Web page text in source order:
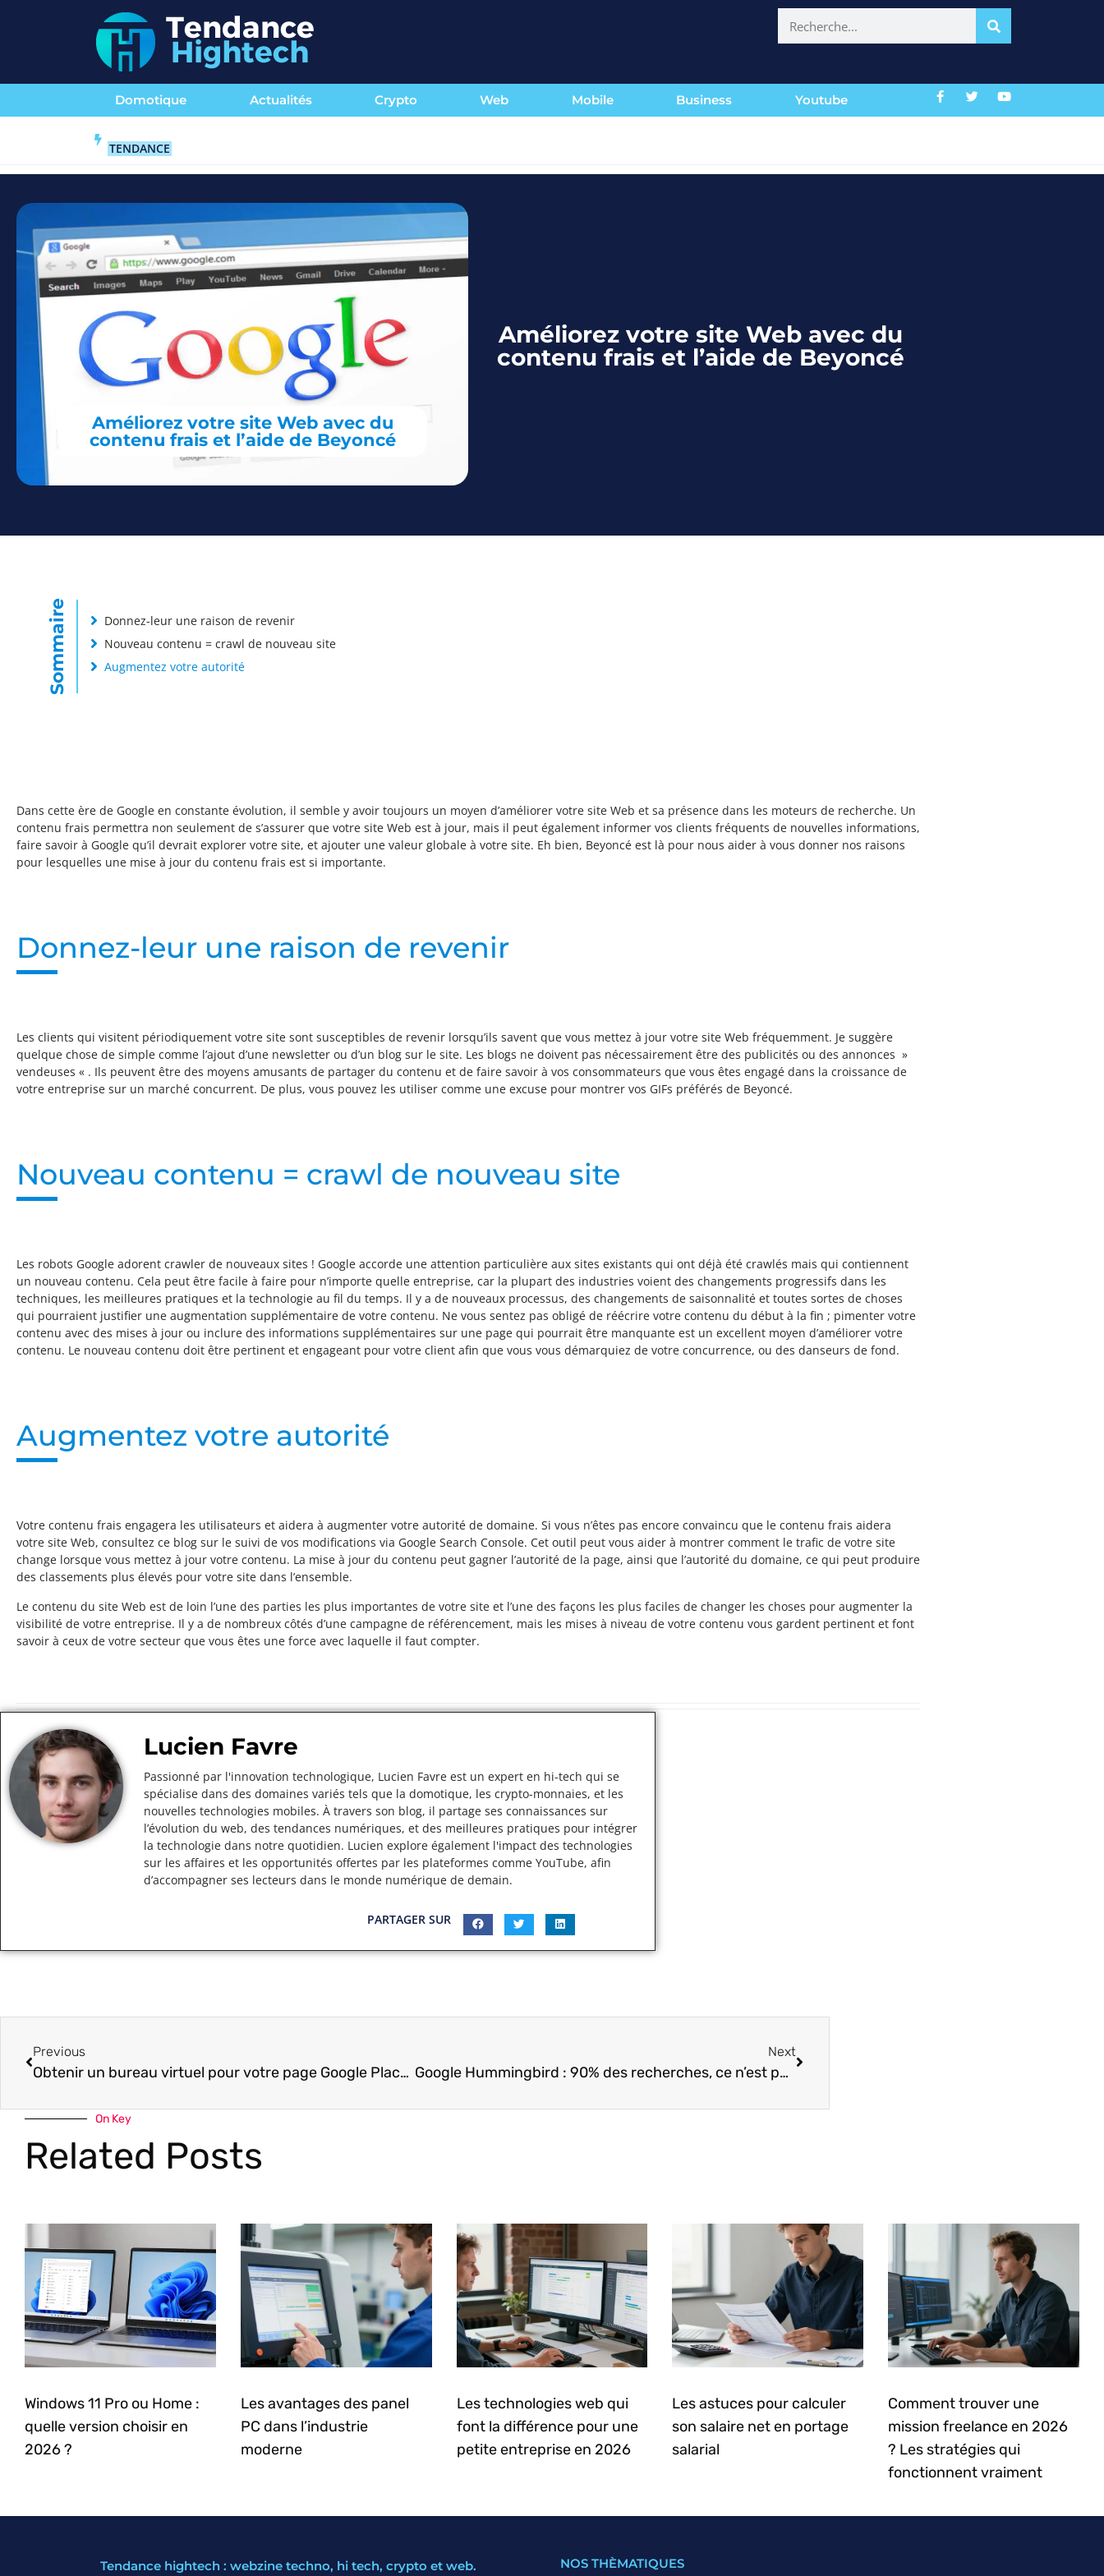
Domotique Actualités Crypto Web Mobile Business Youtube
TENDANCE
Améliorez votre site Web avec du
contenu frais et l’aide de Beyoncé
Améliorez votre site Web avec du
contenu frais et l’aide de Beyoncé
Sommaire
Donnez-leur une raison de revenir
Nouveau contenu = crawl de nouveau site
Augmentez votre autorité
Dans cette ère de Google en constante évolution, il semble y avoir toujours un moyen d’améliorer votre site Web et sa présence dans les moteurs de recherche. Un
contenu frais permettra non seulement de s’assurer que votre site Web est à jour, mais il peut également informer vos clients fréquents de nouvelles informations,
faire savoir à Google qu’il devrait explorer votre site, et ajouter une valeur globale à votre site. Eh bien, Beyoncé est là pour nous aider à vous donner nos raisons
pour lesquelles une mise à jour du contenu frais est si importante.
Donnez-leur une raison de revenir
Les clients qui visitent périodiquement votre site sont susceptibles de revenir lorsqu’ils savent que vous mettez à jour votre site Web fréquemment. Je suggère
quelque chose de simple comme l’ajout d’une newsletter ou d’un blog sur le site. Les blogs ne doivent pas nécessairement être des publicités ou des annonces »
vendeuses « . Ils peuvent être des moyens amusants de partager du contenu et de faire savoir à vos consommateurs que vous êtes engagé dans la croissance de
votre entreprise sur un marché concurrent. De plus, vous pouvez les utiliser comme une excuse pour montrer vos GIFs préférés de Beyoncé.
Nouveau contenu = crawl de nouveau site
Les robots Google adorent crawler de nouveaux sites ! Google accorde une attention particulière aux sites existants qui ont déjà été crawlés mais qui contiennent
un nouveau contenu. Cela peut être facile à faire pour n’importe quelle entreprise, car la plupart des industries voient des changements progressifs dans les
techniques, les meilleures pratiques et la technologie au fil du temps. Il y a de nouveaux processus, des changements de saisonnalité et toutes sortes de choses
qui pourraient justifier une augmentation supplémentaire de votre contenu. Ne vous sentez pas obligé de réécrire votre contenu du début à la fin ; pimenter votre
contenu avec des mises à jour ou inclure des informations supplémentaires sur une page qui pourrait être manquante est un excellent moyen d’améliorer votre
contenu. Le nouveau contenu doit être pertinent et engageant pour votre client afin que vous vous démarquiez de votre concurrence, ou des danseurs de fond.
Augmentez votre autorité
Votre contenu frais engagera les utilisateurs et aidera à augmenter votre autorité de domaine. Si vous n’êtes pas encore convaincu que le contenu frais aidera
votre site Web, consultez ce blog sur le suivi de vos modifications via Google Search Console. Cet outil peut vous aider à montrer comment le trafic de votre site
change lorsque vous mettez à jour votre contenu. La mise à jour du contenu peut gagner l’autorité de la page, ainsi que l’autorité du domaine, ce qui peut produire
des classements plus élevés pour votre site dans l’ensemble.
Le contenu du site Web est de loin l’une des parties les plus importantes de votre site et l’une des façons les plus faciles de changer les choses pour augmenter la
visibilité de votre entreprise. Il y a de nombreux côtés d’une campagne de référencement, mais les mises à niveau de votre contenu vous gardent pertinent et font
savoir à ceux de votre secteur que vous êtes une force avec laquelle il faut compter.
Lucien Favre
Passionné par l'innovation technologique, Lucien Favre est un expert en hi-tech qui se
spécialise dans des domaines variés tels que la domotique, les crypto-monnaies, et les
nouvelles technologies mobiles. À travers son blog, il partage ses connaissances sur
l’évolution du web, des tendances numériques, et des meilleures pratiques pour intégrer
la technologie dans notre quotidien. Lucien explore également l'impact des technologies
sur les affaires et les opportunités offertes par les plateformes comme YouTube, afin
d’accompagner ses lecteurs dans le monde numérique de demain.
PARTAGER SUR
Previous
Obtenir un bureau virtuel pour votre page Google Places est une entreprise risquée
Next
Google Hummingbird : 90% des recherches, ce n’est pas négligeable.
On Key
Related Posts
Windows 11 Pro ou Home :
quelle version choisir en
2026 ?
Les avantages des panel
PC dans l’industrie
moderne
Les technologies web qui
font la différence pour une
petite entreprise en 2026
Les astuces pour calculer
son salaire net en portage
salarial
Comment trouver une
mission freelance en 2026
? Les stratégies qui
fonctionnent vraiment
Tendance hightech : webzine techno, hi tech, crypto et web.
NOS THÈMATIQUES